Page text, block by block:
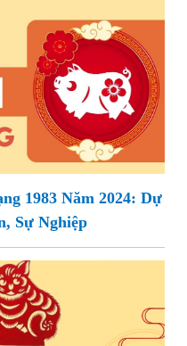
1983 Năm 2024: Dự
Sự Nghiệp